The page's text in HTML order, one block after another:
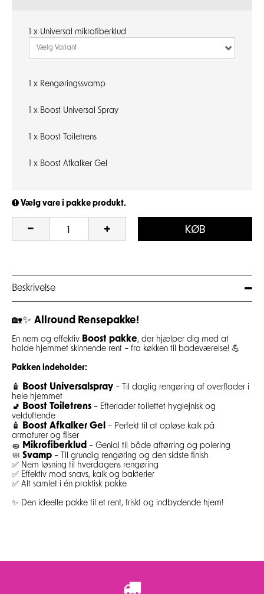
1 x Universal mikrofiberklud
Vælg Variant
1 x Rengøringssvamp
1 x Boost Universal Spray
1 x Boost Toiletrens
1 x Boost Afkalker Gel
Vælg vare i pakke produkt.
KØB
Beskrivelse
🏡✨ Allround Rensepakke!
En nem og effektiv Boost pakke, der hjælper dig med at
holde hjemmet skinnende rent – fra køkken til badeværelse! 💪
Pakken indeholder:
🧴 Boost Universalspray – Til daglig rengøring af overflader i
hele hjemmet
🚽 Boost Toiletrens – Efterlader toilettet hygiejnisk og
velduftende
🧴
Boost Afkalker Gel – Perfekt til at opløse kalk på
armaturer og fliser
🧽 Mikrofiberklud – Genial til både aftørring og polering
🧼 Svamp – Til grundig rengøring og den sidste finish
✅ Nem løsning til hverdagens rengøring
✅ Effektiv mod snavs, kalk og bakterier
✅ Alt samlet i én praktisk pakke
✨ Den ideelle pakke til et rent, friskt og indbydende hjem!